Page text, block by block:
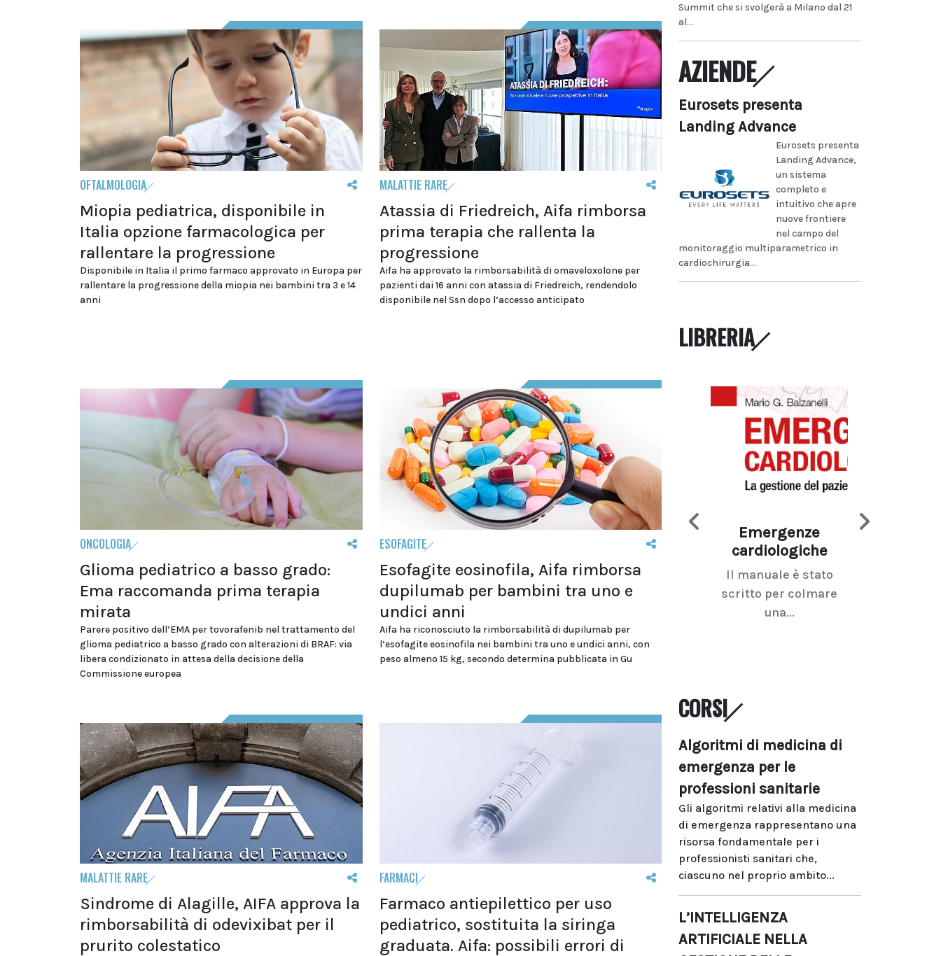
OFTALMOLOGIA
Miopia pediatrica, disponibile in
Italia opzione farmacologica per
rallentare la progressione
Disponibile in Italia il primo farmaco approvato in Europa per
rallentare la progressione della miopia nei bambini tra 3 e 14
anni
MALATTIE RARE
Atassia di Friedreich, Aifa rimborsa
prima terapia che rallenta la
progressione
Aifa ha approvato la rimborsabilità di omaveloxolone per
pazienti dai 16 anni con atassia di Friedreich, rendendolo
disponibile nel Ssn dopo l’accesso anticipato
ONCOLOGIA
Glioma pediatrico a basso grado:
Ema raccomanda prima terapia
mirata
Parere positivo dell’EMA per tovorafenib nel trattamento del
glioma pediatrico a basso grado con alterazioni di BRAF: via
libera condizionato in attesa della decisione della
Commissione europea
ESOFAGITE
Esofagite eosinofila, Aifa rimborsa
dupilumab per bambini tra uno e
undici anni
Aifa ha riconosciuto la rimborsabilità di dupilumab per
l’esofagite eosinofila nei bambini tra uno e undici anni, con
peso almeno 15 kg, secondo determina pubblicata in Gu
MALATTIE RARE
Sindrome di Alagille, AIFA approva la
rimborsabilità di odevixibat per il
prurito colestatico
FARMACI
Farmaco antiepilettico per uso
pediatrico, sostituita la siringa
graduata. Aifa: possibili errori di
Summit che si svolgerà a Milano dal 21
al...
AZIENDE
Eurosets presenta
Landing Advance
Eurosets presenta
Landing Advance,
un sistema
completo e
intuitivo che apre
nuove frontiere
nel campo del
monitoraggio multiparametrico in
cardiochirurgia...
LIBRERIA
Emergenze
cardiologiche
Il manuale è stato
scritto per colmare
una...
CORSI
Algoritmi di medicina di
emergenza per le
professioni sanitarie
Gli algoritmi relativi alla medicina
di emergenza rappresentano una
risorsa fondamentale per i
professionisti sanitari che,
ciascuno nel proprio ambito...
L’INTELLIGENZA
ARTIFICIALE NELLA